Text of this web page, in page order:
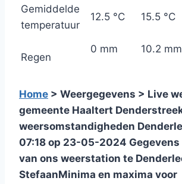
Gemiddelde
temperatuur
Regen
12.5 °C
0 mm
15.5 °C
10.2 mm
Home > Weergegevens > Live
gemeente Haaltert
weersomstandigheden
07:18 op 23-05-2024
van ons weerstation te
StefaanMinima en maxima voor